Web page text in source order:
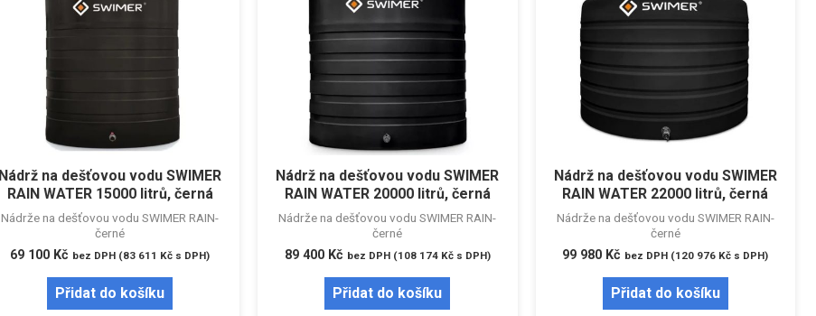
Nádrž na dešťovou vodu SWIMER
RAIN WATER 15000 litrů, černá
Nádrže na dešťovou vodu SWIMER RAIN-
černé
69 100 Kč bez DPH (83 611 Kč s DPH)
Přidat do košíku
Nádrž na dešťovou vodu SWIMER
RAIN WATER 20000 litrů, černá
Nádrže na dešťovou vodu SWIMER RAIN-
černé
89 400 Kč bez DPH (108 174 Kčs DPH)
Přidat do košíku
Nádrž na dešťovou vodu SWIMER
RAIN WATER 22000 litrů, černá
Nádrže na dešťovou vodu SWIMER RAIN-
černé
99 980 Kč bez DPH (120 976 Kč s DPH)
Přidat do košíku